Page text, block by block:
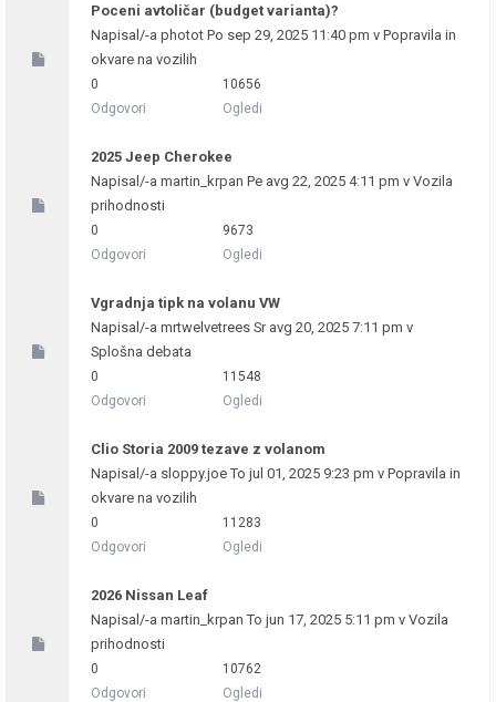
Poceni avtoličar (budget varianta)?
Napisal/-a photot Po sep 29, 2025 11:40 pm v Popravila in
okvare na vozilih
0
Odgovori
10656
Ogledi
2025 Jeep Cherokee
Napisal/-a martin_krpan Pe avg 22, 2025 4:11 pm v Vozila
prihodnosti
0
Odgovori
9673
Ogledi
Vgradnja tipk na volanu VW
Napisal/-a mrtwelvetrees Sr avg 20, 2025 7:11 pm v
Splošna debata
0
Odgovori
11548
Ogledi
Clio Storia 2009 tezave z volanom
Napisal/-a sloppy.joeTo jul 01, 2025 9:23 pm v Popravila in
okvare na vozilih
0
Odgovori
11283
Ogledi
2026 Nissan Leaf
Napisal/-a martin_krpan To jun 17, 2025 5:11 pm v Vozila
prihodnosti
0
Odgovori
10762
Ogledi